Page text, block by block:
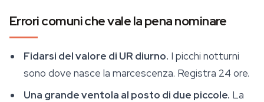
Errori comuni che vale la pena nominare
Fidarsi del valore di UR diurno. I picchi notturni
sono dove nasce la marcescenza. Registra 24 ore.
Una grande ventola al posto di due piccole. La